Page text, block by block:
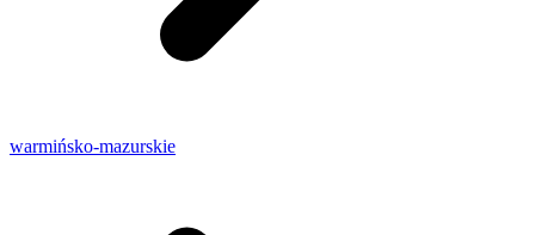
warmińsko-mazurskie